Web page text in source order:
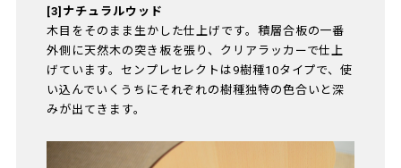
[3]ナチュラルウッド
木目をそのまま生かした仕上げです。積層合板の一番
外側に天然木の突き板を張り、クリアラッカーで仕上
げています。センプレセレクトは9樹種10タイプで、使
い込んでいくうちにそれぞれの樹種独特の色合いと深
みが出てきます。